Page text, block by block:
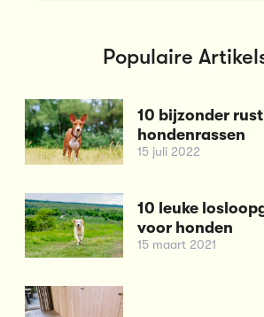
Populaire
10 bijzonder
hondenrassen
15 juli 2022
10 leuke
voor honden
15 maart 2021